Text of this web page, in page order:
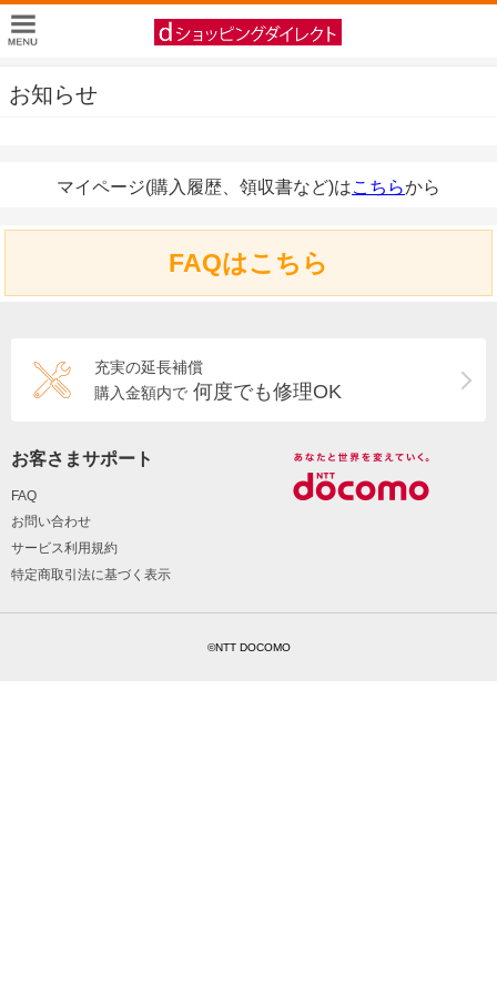
お知らせ
マイページ(購入履歴、領収書など)はこちらから
FAQはこちら
充実の延長補償
購入金額内で 何度でも修理OK
お客さまサポート
FAQ
お問い合わせ
サービス利用規約
特定商取引法に基づく表示
©NTT DOCOMO